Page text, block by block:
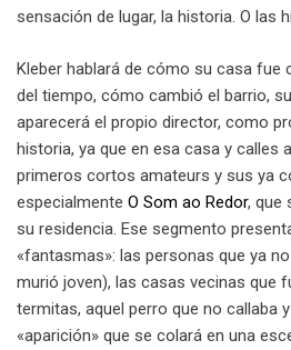
sensación de lugar, la historia. O las
Kleber hablará de cómo su casa fue
del tiempo, cómo cambió el barrio,
aparecerá el propio director, como
historia, ya que en esa casa y calles
primeros cortos amateurs y sus ya
especialmente O Som ao Redor, que
su residencia. Ese segmento
«fantasmas»: las personas que ya
murió joven), las casas vecinas que
termitas, aquel perro que no callaba
«aparición» que se colará en una